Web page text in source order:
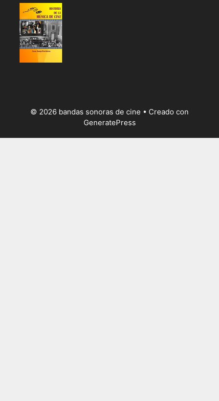
© 2026 bandas sonoras de cine • Creado con
GeneratePress